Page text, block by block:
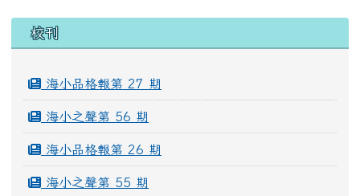
左邊區域內容
校刊
海小品格報第 27 期
海小之聲第 56 期
海小品格報第 26 期
海小之聲第 55 期